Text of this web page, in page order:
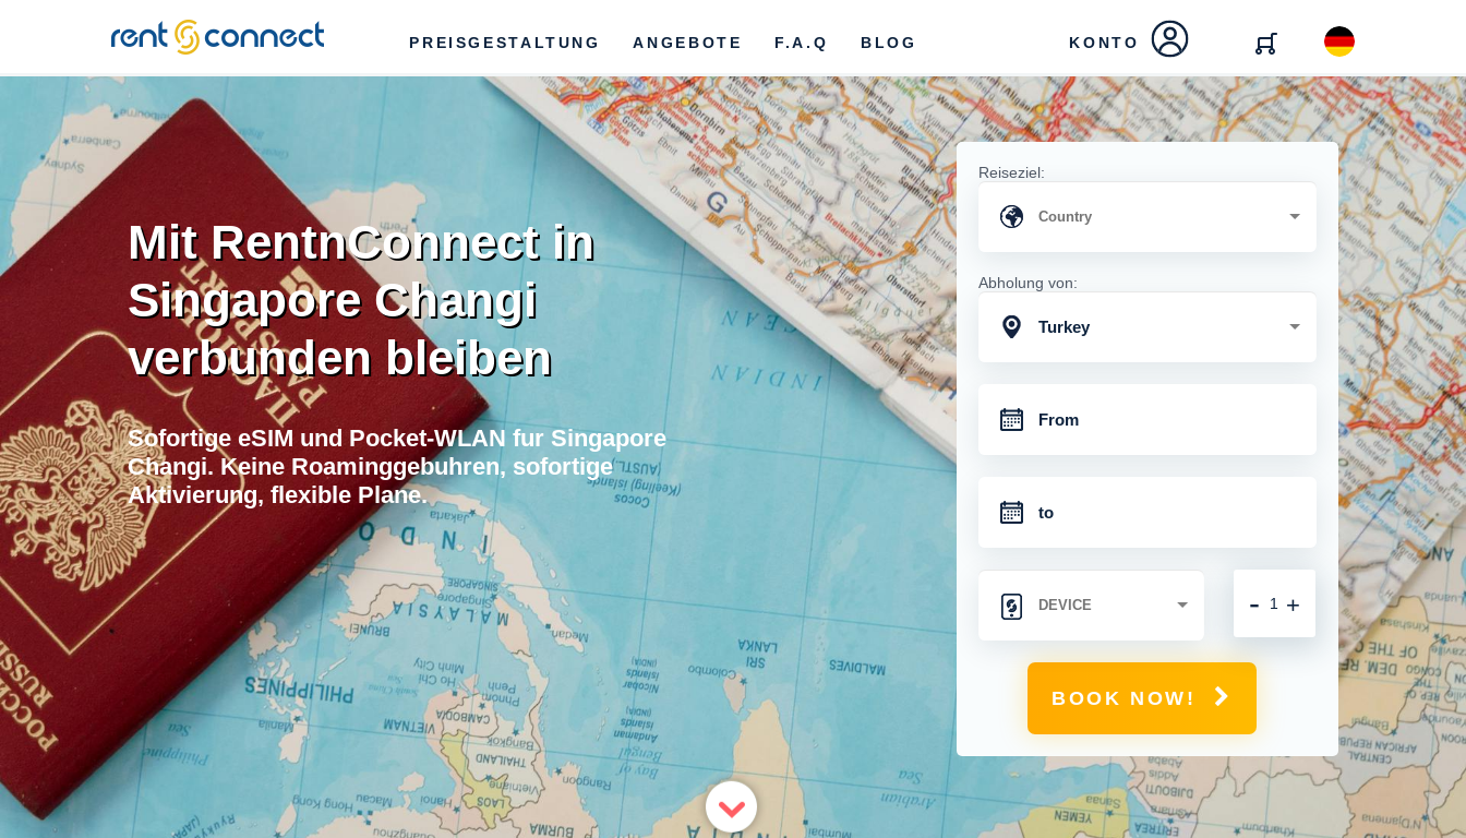
RENT'N
CONNECT
PREISGESTALTUNG ANGEBOTE F.A.Q BLOG KONTO
Mit RentnConnect in
Singapore Changi
verbunden bleiben
Sofortige eSIM und Pocket-WLAN fur Singapore
Changi. Keine Roaminggebuhren, sofortige
Aktivierung, flexible Plane.
Reiseziel:
Abholung von:
Turkey
+
-
BOOK NOW!